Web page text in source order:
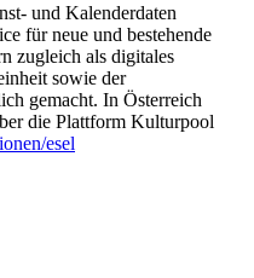
und Kalenderdaten
für neue und bestehende
zugleich als digitales
sowie der
gemacht. In Österreich
die Plattform Kulturpool
esel